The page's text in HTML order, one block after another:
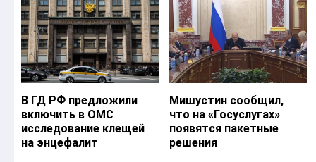
В ГД РФ предложили
включить в ОМС
исследование клещей
на энцефалит
Мишустин сообщил,
что на «Госуслугах»
появятся пакетные
решения